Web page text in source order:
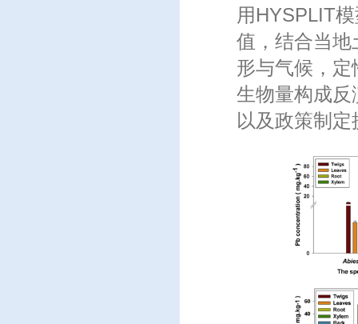
用HYSPLIT
值，结合当地
形与气候，
生物量构成反
以及政策制